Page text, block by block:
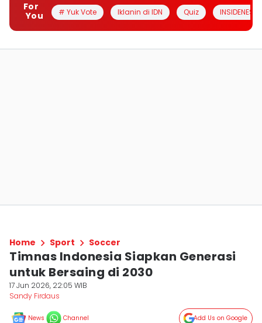
For
You
# Yuk Vote Iklanin di IDN Quiz INSIDENESIA
Home Sport Soccer
Timnas Indonesia Siapkan Generasi
untuk Bersaing di 2030
17 Jun 2026, 22:05 WIB
Sandy Firdaus
News Channel Add Us on Google